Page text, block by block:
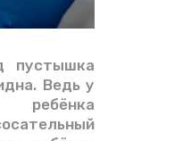
пустышка
Ведь у